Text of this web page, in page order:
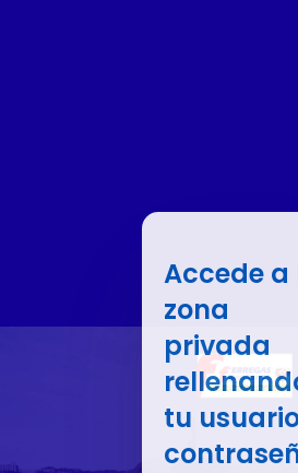
Accede a
zona
privada
tu